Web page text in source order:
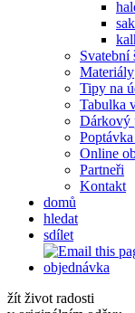
Svatební
Materiály
Tipy na
Tabulka
Dárkový
Online
Partneři
Kontakt
domů
hledat
sdílet
objednávka
žít život radosti